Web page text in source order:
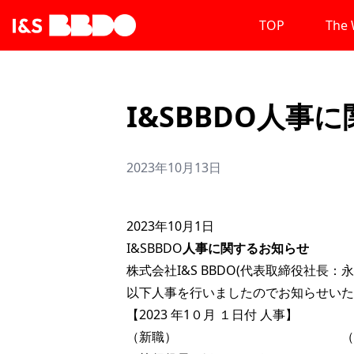
TOP The
I&SBBDO人事
2023年10月13日
2023年10月1日
I&SBBDO人事に関するお知らせ
株式会社I&S BBDO(代表取締役社長：
以下人事を行いましたのでお知らせいた
【2023 年1０月 １日付 人事】
（新職） （